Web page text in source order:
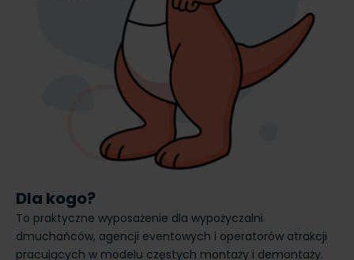
Dla kogo?
To praktyczne wyposażenie dla wypożyczalni
dmuchańców, agencji eventowych i operatorów atrakcji
pracujących w modelu częstych montaży i demontaży.